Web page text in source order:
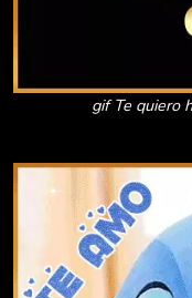
gif Te quiero